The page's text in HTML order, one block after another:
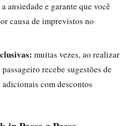
ansiedade e garante que você
causa de imprevistos no
muitas vezes, ao realizar
recebe sugestões de
com descontos